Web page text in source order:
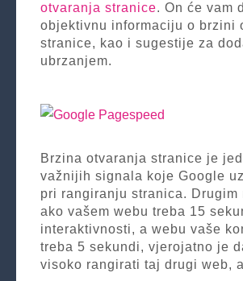
otvaranja stranice. On će vam
objektivnu informaciju o brzini
stranice, kao i sugestije za
ubrzanjem.
Brzina otvaranja stranice je
važnijih signala koje Google
pri rangiranju stranica. Drugim
ako vašem webu treba 15
interaktivnosti, a webu vaše
treba 5 sekundi, vjerojatno je
visoko rangirati taj drugi web,